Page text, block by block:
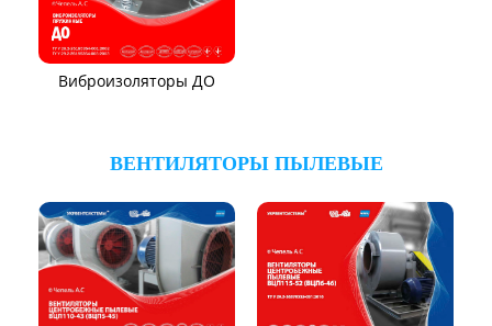
Виброизоляторы ДО
ВЕНТИЛЯТОРЫ ПЫЛЕВЫЕ